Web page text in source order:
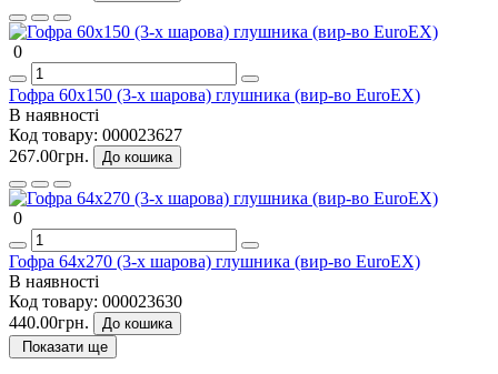
0
Гофра 60х150 (3-х шарова) глушника (вир-во EuroEX)
В наявності
Код товару: 000023627
267.00грн.
До кошика
0
Гофра 64х270 (3-х шарова) глушника (вир-во EuroEX)
В наявності
Код товару: 000023630
440.00грн.
До кошика
Показати ще